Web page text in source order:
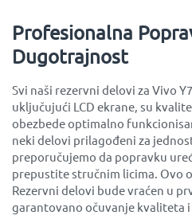
Profesionalna
Dugotrajnost
Svi naši rezervni delovi za Vivo
uključujući LCD ekrane, su
obezbede optimalno
neki delovi prilagođeni za
preporučujemo da popravku
prepustite stručnim licima. Ovo
Rezervni delovi bude vraćen u
garantovano očuvanje kvaliteta i